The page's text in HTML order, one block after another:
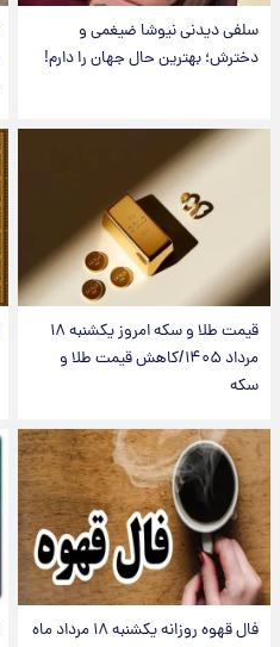
سلفی دیدنی نیوشا ضیغمی و
دخترش؛ بهترین حال جهان را دارم!
قیمت طلا و سکه امروز یکشنبه ۱۸
مرداد ۱۴۰۵/کاهش قیمت طلا و
سکه
فال قهوه روزانه یکشنبه ۱۸ مرداد ماه